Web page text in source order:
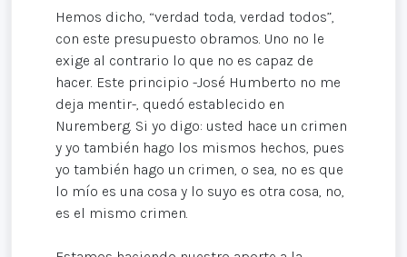
Hemos dicho, “verdad toda, verdad todos”,
con este presupuesto obramos. Uno no le
exige al contrario lo que no es capaz de
hacer. Este principio -José Humberto no me
deja mentir-, quedó establecido en
Nuremberg. Si yo digo: usted hace un crimen
y yo también hago los mismos hechos, pues
yo también hago un crimen, o sea, no es que
lo mío es una cosa y lo suyo es otra cosa, no,
es el mismo crimen.